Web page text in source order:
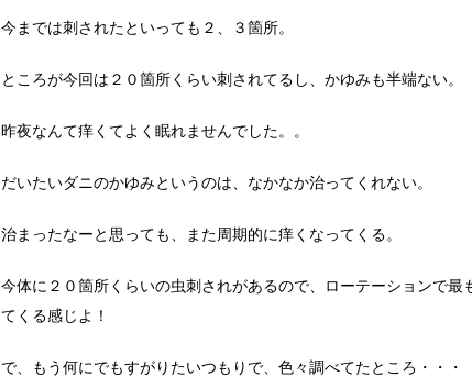
今までは刺されたといっても２、３箇所。
ところが今回は２０箇所くらい刺されてるし、かゆみも半端ない。
昨夜なんて痒くてよく眠れませんでした。。
だいたいダニのかゆみというのは、なかなか治ってくれない。
治まったなーと思っても、また周期的に痒くなってくる。
今体に２０箇所くらいの虫刺されがあるので、ローテーションで最
てくる感じよ！
で、もう何にでもすがりたいつもりで、色々調べてたところ・・・